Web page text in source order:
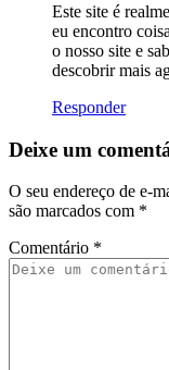
Este site é
eu encontro
o nosso site e
descobrir mais
Responder
Deixe um
O seu endereço de e-
são marcados com *
Comentário *